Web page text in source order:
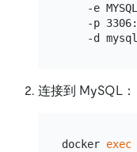
-e
-p
连接到 MySQL：
docker exec